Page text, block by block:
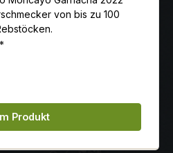
von bis zu 100
*
Produkt